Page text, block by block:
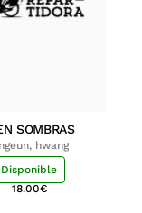
SOMBRAS
hwang
Disponible
18.00€